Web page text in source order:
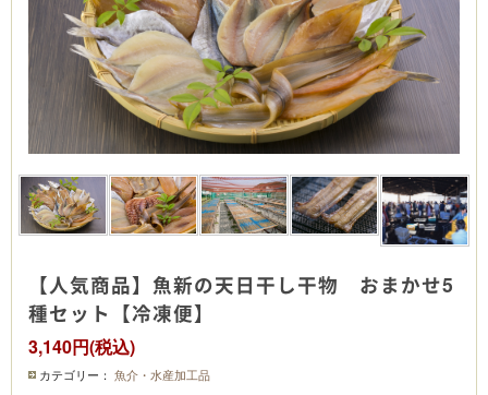
【人気商品】魚新の天日干し干物 おまかせ5
種セット【冷凍便】
3,140円(税込)
カテゴリー： 魚介・水産加工品